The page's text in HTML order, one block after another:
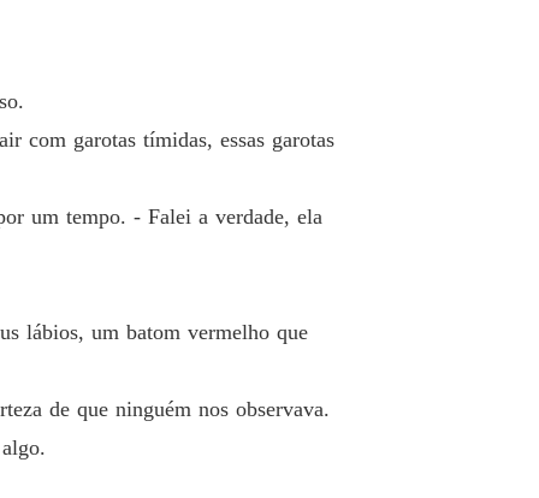
com garotas tímidas, essas garotas
um tempo. - Falei a verdade, ela
lábios, um batom vermelho que
de que ninguém nos observava.